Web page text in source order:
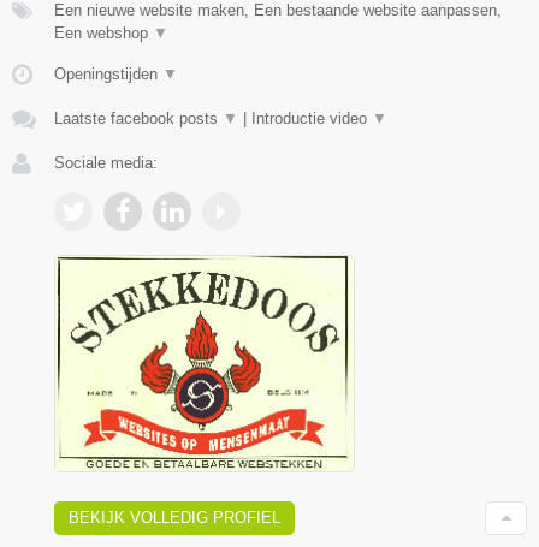
Een nieuwe website maken, Een bestaande website aanpassen,
Een webshop ▼
Openingstijden ▼
Laatste facebook posts ▼ Introductie video ▼
Sociale media:
BEKIJK VOLLEDIG PROFIEL